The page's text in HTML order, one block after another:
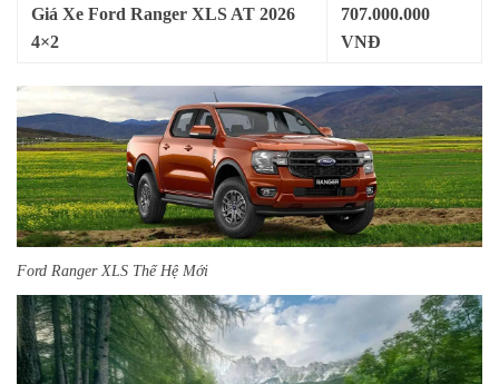
Giá Xe Ford Ranger XLS AT 2026
4×2
707.000.000
VNĐ
Ford Ranger XLS Thế Hệ Mới